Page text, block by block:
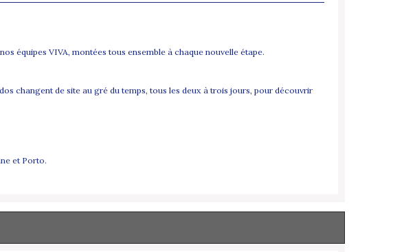
équipes VIVA, montées tous ensemble à chaque nouvelle étape.
changent de site au gré du temps, tous les deux à trois jours, pour découvrir
et Porto.